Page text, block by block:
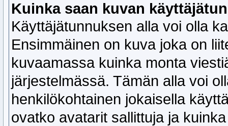
Kuinka saan kuvan
Käyttäjätunnuksen alla voi olla
Ensimmäinen on kuva joka on
kuvaamassa kuinka monta
järjestelmässä. Tämän alla voi
henkilökohtainen jokaisella
ovatko avatarit sallittuja ja